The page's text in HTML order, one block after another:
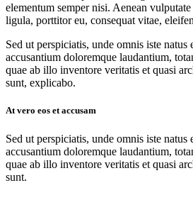
elementum semper nisi. Aenean
ligula, porttitor eu, consequat vitae,
Sed ut perspiciatis, unde omnis iste natus
accusantium doloremque laudantium,
quae ab illo inventore veritatis et quasi
sunt, explicabo.
At vero eos et accusam
Sed ut perspiciatis, unde omnis iste natus
accusantium doloremque laudantium,
quae ab illo inventore veritatis et quasi
sunt.